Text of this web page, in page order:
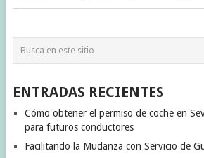
ENTRADAS RECIENTES
Cómo obtener el permiso de coche en
para futuros conductores
Facilitando la Mudanza con Servicio de